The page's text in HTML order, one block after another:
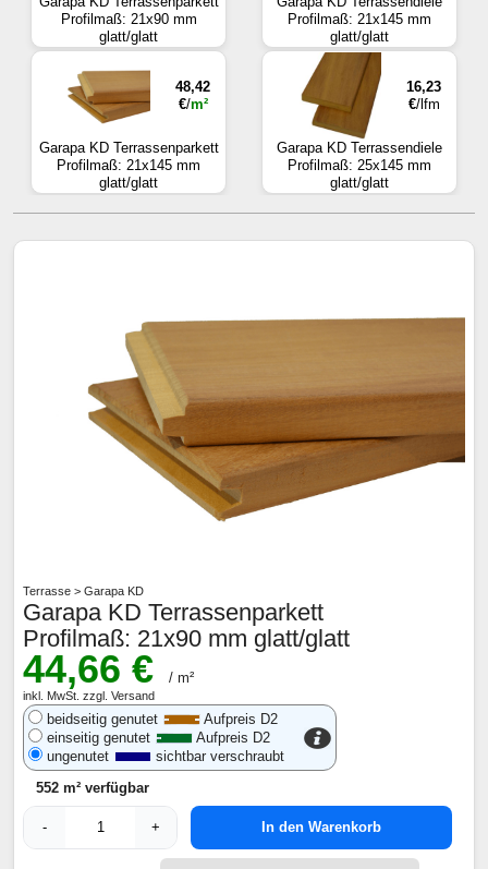
Profilmaß: 21x90 mm
glatt/glatt
Profilmaß: 21x145 mm
glatt/glatt
48,42
€/m²
Garapa KD Terrassenparkett
Profilmaß: 21x145 mm
glatt/glatt
16,23
€/lfm
Garapa KD Terrassendiele
Profilmaß: 25x145 mm
glatt/glatt
Terrasse > Garapa KD
Garapa KD Terrassenparkett
Profilmaß: 21x90 mm glatt/glatt
44,66 € / m²
inkl. MwSt. zzgl. Versand
beidseitig genutet
Aufpreis D2
einseitig genutet
Aufpreis D2
ungenutet
sichtbar verschraubt
552 m² verfügbar
- + In den Warenkorb